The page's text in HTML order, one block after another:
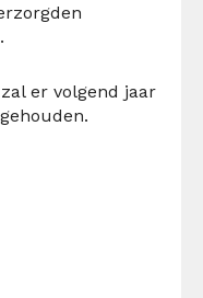
er volgend jaar